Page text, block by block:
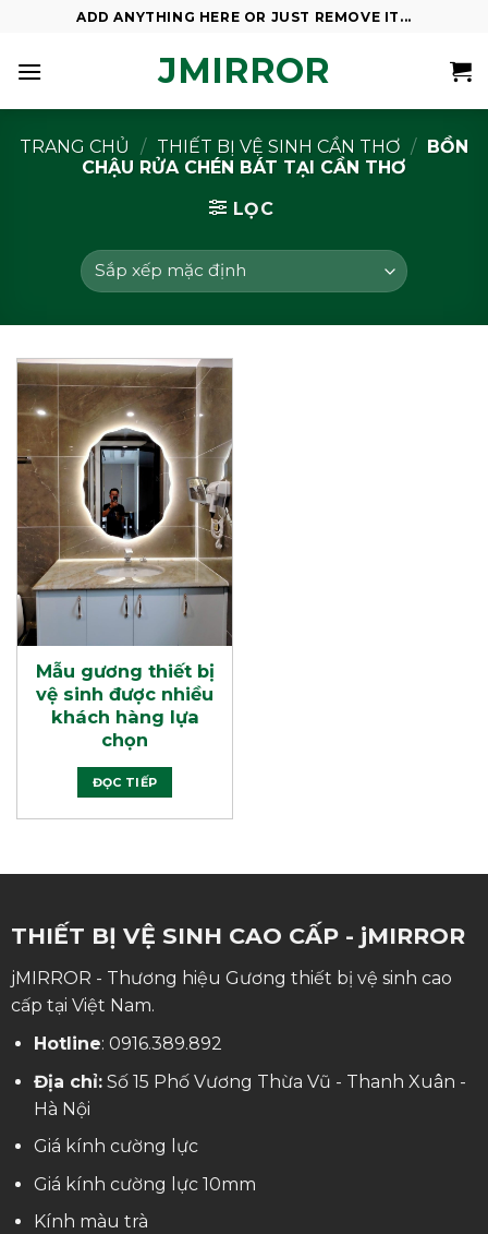
content
ADD ANYTHING HERE OR JUST REMOVE IT...
JMIRROR
TRANG CHỦ / THIẾT BỊ VỆ SINH CẦN THƠ / BỒN
CHẬU RỬA CHÉN BÁT TẠI CẦN THƠ
LỌC
Mẫu gương thiết bị
vệ sinh được nhiều
khách hàng lựa
chọn
ĐỌC TIẾP
THIẾT BỊ VỆ SINH CAO CẤP - jMIRROR
jMIRROR - Thương hiệu Gương thiết bị vệ sinh cao
cấp tại Việt Nam.
Hotline: 0916.389.892
Địa chỉ:Số 15 Phố Vương Thừa Vũ - Thanh Xuân -
Hà Nội
Giá kính cường lực
Giá kính cường lực 10mm
Kính màu trà